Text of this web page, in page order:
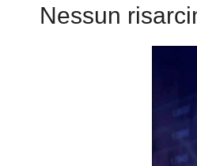
Nessun